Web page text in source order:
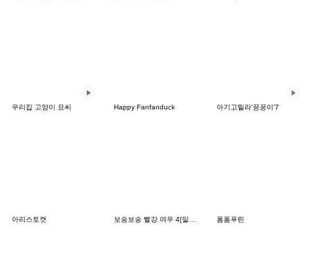
우리집 고양이 묘씨 Happy Fanfanduck 아기고릴라'꿍꿍이'7
아리스토캣 폼폼푸린